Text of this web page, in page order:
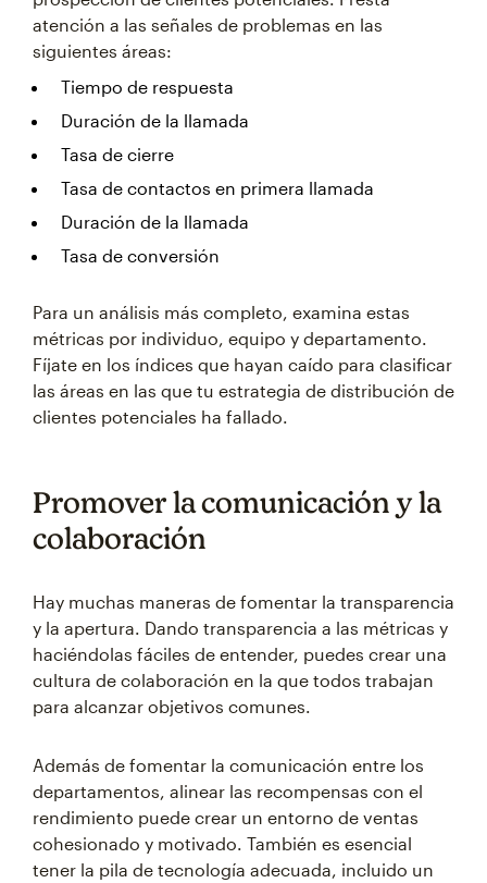
atención a las señales de problemas en las
siguientes áreas:
Tiempo de respuesta
Duración de la llamada
Tasa de cierre
Tasa de contactos en primera llamada
Duración de la llamada
Tasa de conversión
Para un análisis más completo, examina estas
métricas por individuo, equipo y departamento.
Fíjate en los índices que hayan caído para clasificar
las áreas en las que tu estrategia de distribución de
clientes potenciales ha fallado.
Promover la comunicación y la
colaboración
Hay muchas maneras de fomentar la transparencia
y la apertura. Dando transparencia a las métricas y
haciéndolas fáciles de entender, puedes crear una
cultura de colaboración en la que todos trabajan
para alcanzar objetivos comunes.
Además de fomentar la comunicación entre los
departamentos, alinear las recompensas con el
rendimiento puede crear un entorno de ventas
cohesionado y motivado. También es esencial
tener la pila de tecnología adecuada, incluido un